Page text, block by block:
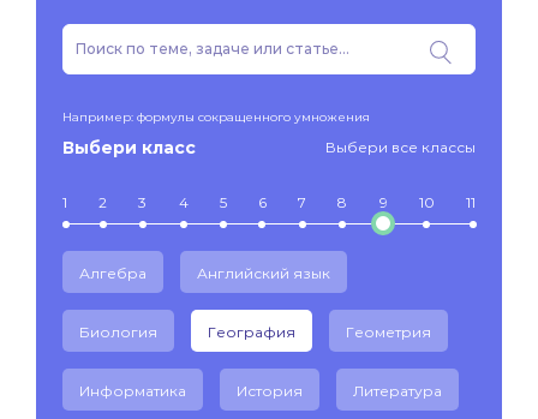
Например: формулы сокращенного умножения
Выбери класс Выбери все классы
1 2 3 4 5 6 7 8 9 10 11
Алгебра Английский язык
Биология География Геометрия
Информатика История Литература